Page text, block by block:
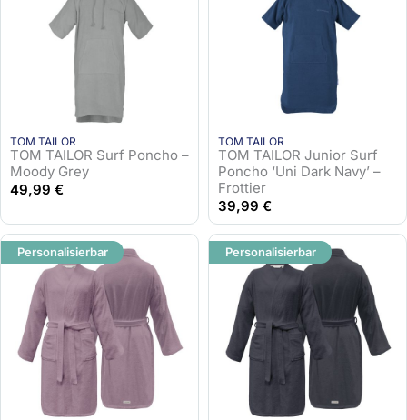
TOM TAILOR
TOM TAILOR Surf Poncho –
Moody Grey
49,99 €
TOM TAILOR
TOM TAILOR Junior Surf
Poncho ‘Uni Dark Navy’ –
Frottier
39,99 €
Personalisierbar Personalisierbar